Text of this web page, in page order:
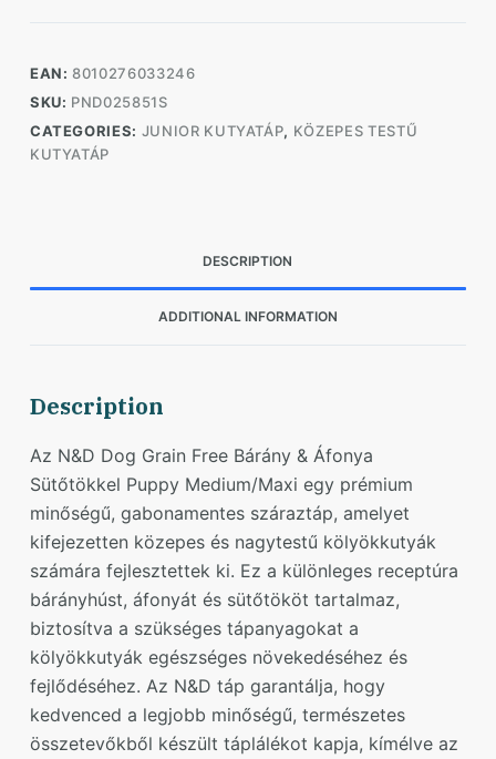
Áfonya
Sütőtökkel
2,5kg
quantity
EAN:8010276033246
SKU: PND025851S
CATEGORIES: JUNIOR KUTYATÁP, KÖZEPES TESTŰ
KUTYATÁP
DESCRIPTION
ADDITIONAL INFORMATION
Description
Az N&D Dog Grain Free Bárány & Áfonya
Sütőtökkel Puppy Medium/Maxi egy prémium
minőségű, gabonamentes száraztáp, amelyet
kifejezetten közepes és nagytestű kölyökkutyák
számára fejlesztettek ki. Ez a különleges receptúra
bárányhúst, áfonyát és sütőtököt tartalmaz,
biztosítva a szükséges tápanyagokat a
kölyökkutyák egészséges növekedéséhez és
fejlődéséhez. Az N&D táp garantálja, hogy
kedvenced a legjobb minőségű, természetes
összetevőkből készült táplálékot kapja, kímélve az